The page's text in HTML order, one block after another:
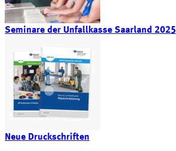
Seminare der Unfallkasse Saarland 2025
Neue Druckschriften